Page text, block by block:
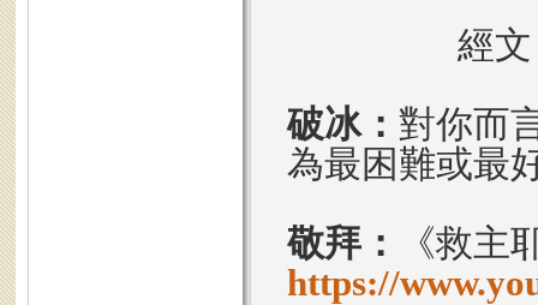
經
破冰： 對你而
為最困難或最
敬拜：
《救主
https://